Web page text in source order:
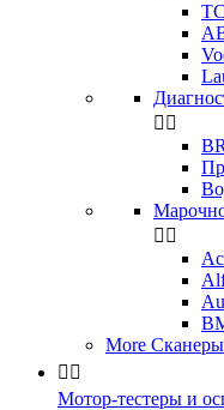
 
 
More
 
Мотор-тестеры и